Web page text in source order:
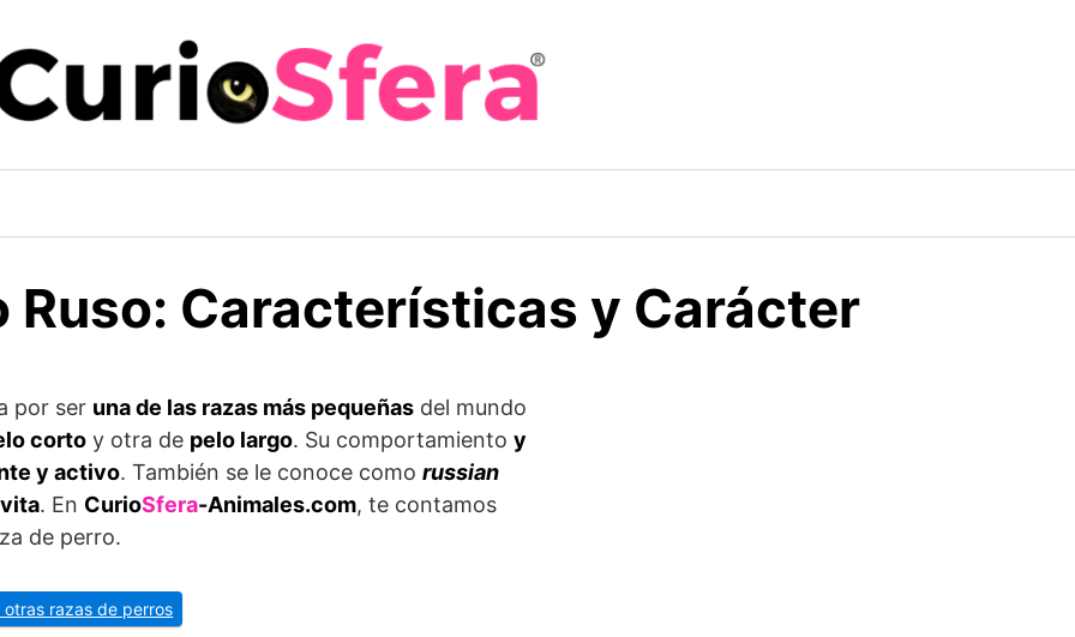
Ruso: Características y Carácter
por ser una de las razas más pequeñas del mundo
corto y otra de pelo largo. Su comportamiento y
y activo. También se le conoce como russian
. En CurioSfera-Animales.com, te contamos
de perro.
otras razas de perros